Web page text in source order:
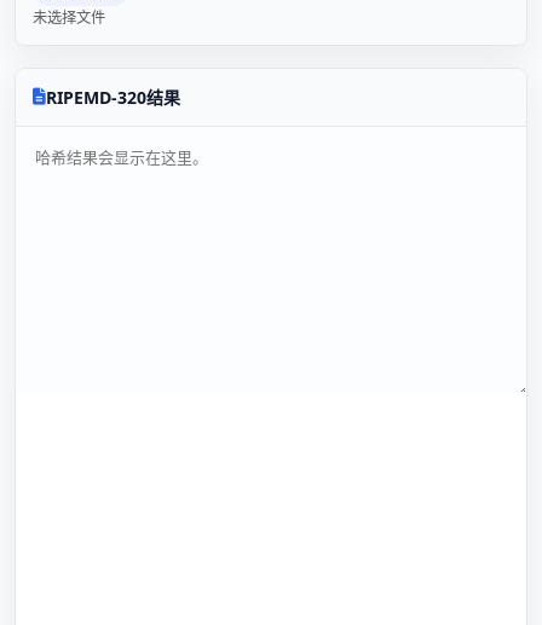
未选择文件
RIPEMD-320结果